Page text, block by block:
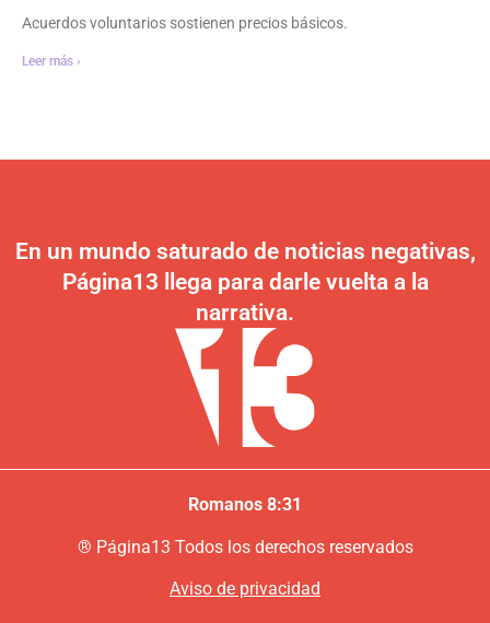
Acuerdos voluntarios sostienen precios básicos.
Leer más ›
En un mundo saturado de noticias negativas,
Página13 llega para darle vuelta a la
narrativa.
Romanos 8:31
® Página13 Todos los derechos reservados
Aviso de privacidad